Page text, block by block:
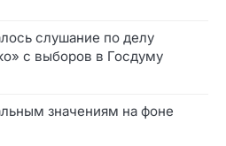
слушание по делу
с выборов в Госдуму
значениям на фоне